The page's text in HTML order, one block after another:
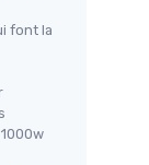
font la